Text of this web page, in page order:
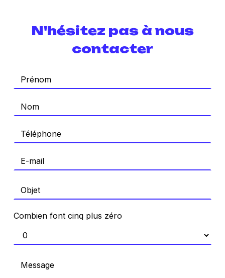
N'hésitez pas à nous
contacter
Combien font cinq plus zéro